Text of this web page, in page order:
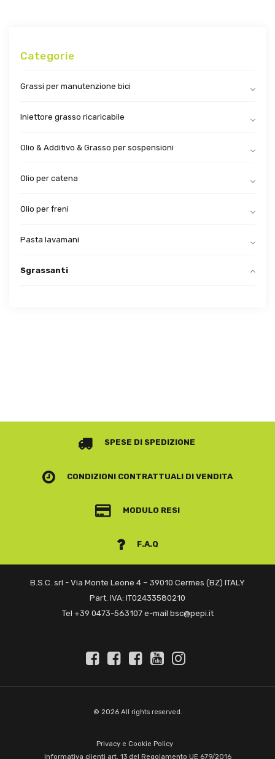
Categorie
Grassi per manutenzione bici
Iniettore grasso ricaricabile
Olio & Additivo & Grasso per sospensioni
Olio per catena
Olio per freni
Pasta lavamani
Sgrassanti
SPESE DI SPEDIZIONE
CONDIZIONI CONTRATTUALIDI VENDITA
MODULO RESI
F.A.Q
B.S.C. srl - Via Monte Leone 4 – 39010 Cermes (BZ) ITALY
Part. IVA: IT02433580210
Tel +39 0473-563107 e-mail bsc@pepi.it
© 2026 All rights reserved.
Privacy e Cookie Policy
Informativa clienti art. 13 del Regolamento UE 679/2016